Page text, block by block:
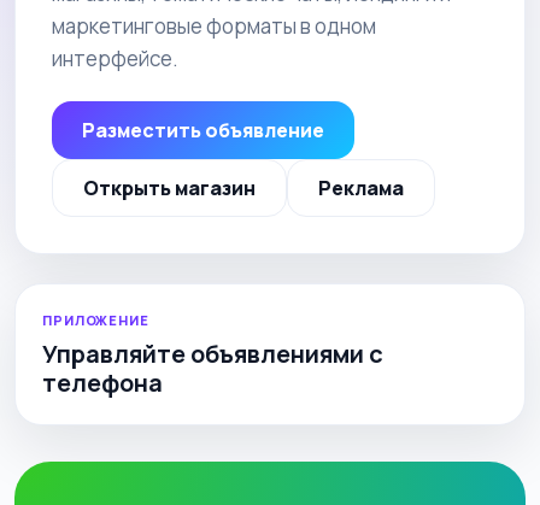
маркетинговые форматы в одном
интерфейсе.
Разместить объявление
Открыть магазин Реклама
ПРИЛОЖЕНИЕ
Управляйте объявлениями с
телефона